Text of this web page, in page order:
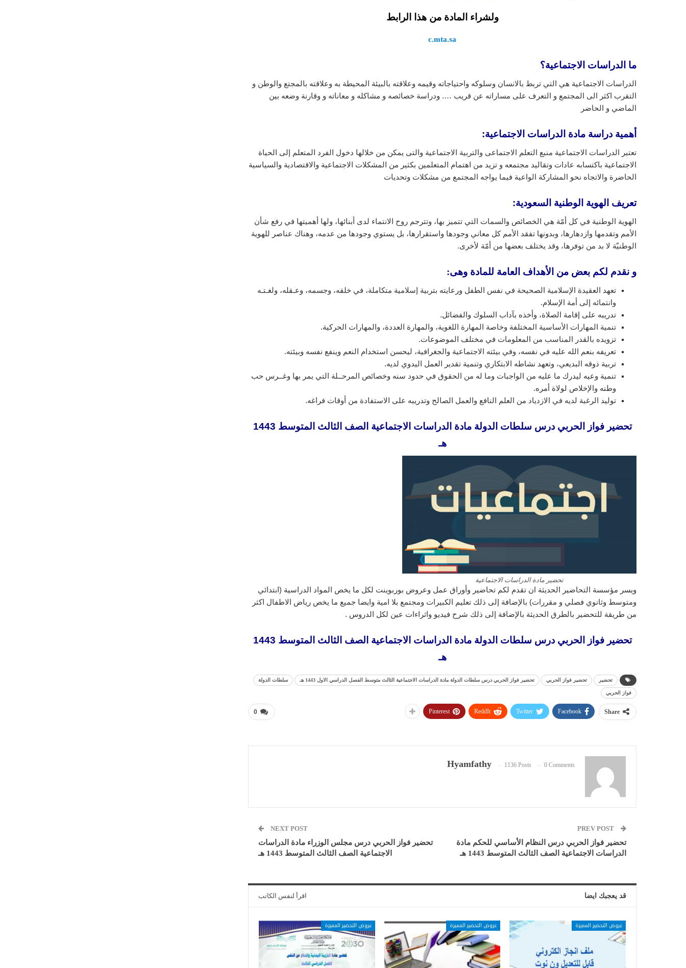
ولشراء المادة من هذا الرابط
c.mta.sa
ما الدراسات الاجتماعية؟
الدراسات الاجتماعية هي التي تربط بالانسان وسلوكه واحتياجاته وقيمه وعلاقته بالبيئة المحيطة به وعلاقته بالمجتع والوطن و
التقرب اكثر الى المجتمع و التعرف على مساراته عن قريب …. ودراسة خصائصه و مشاكله و معاناته و وقارنة وضعه بين
الماضي و الحاضر
أهمية دراسة مادة الدراسات الاجتماعية:
تعتبر الدراسات الاجتماعية منبع التعلم الاجتماعى والتربية الاجتماعية والتى يمكن من خلالها دخول الفرد المتعلم إلى الحياة
الاجتماعية باكتسابه عادات وتقاليد مجتمعه و تزيد من اهتمام المتعلمين بكثير من المشكلات الاجتماعية والاقتصادية والسياسية
الحاضرة والاتجاه نحو المشاركة الواعية فيما يواجه المجتمع من مشكلات وتحديات
تعريف الهوية الوطنية السعودية:
الهوية الوطنية في كل أمّة هي الخصائص والسمات التي تتميز بها، وتترجم روح الانتماء لدى أبنائها، ولها أهميتها في رفع شأن
الأمم وتقدمها وازدهارها، وبدونها تفقد الأمم كل معاني وجودها واستقرارها، بل يستوي وجودها من عدمه، وهناك عناصر للهوية
الوطنيّة لا بد من توفرها، وقد يختلف بعضها من أمّة لأخرى.
و نقدم لكم بعض من الأهداف العامة للمادة وهى:
تعهد العقيدة الإسلامية الصحيحة في نفس الطفل ورعايته بتربية إسلامية متكاملة، في خلقه، وجسمه، وعـقله، ولغـتـه
وانتمائه إلى أمة الإسلام.
تدريبه على إقامة الصلاة، وأخذه بآداب السلوك والفضائل.
تنمية المهارات الأساسية المختلفة وخاصة المهارة اللغوية، والمهارة العددة، والمهارات الحركية.
تزويده بالقدر المناسب من المعلومات في مختلف الموضوعات.
تعريفه بنعم الله عليه في نفسه، وفي بيئته الاجتماعية والجغرافية، ليحسن استخدام النعم وينفع نفسه وبيئته.
تربية ذوقه البديعي، وتعهد نشاطه الابتكاري وتنمية تقدير العمل اليدوي لديه.
تنمية وعيه ليدرك ما عليه من الواجبات وما له من الحقوق في حدود سنه وخصائص المرحــلة التي يمر بها وغــرس حب
وطنه والإخلاص لولاة أمره.
توليد الرغبة لديه في الازدياد من العلم النافع والعمل الصالح وتدريبه على الاستفادة من أوقات فراغه.
تحضير فواز الحربي درس سلطات الدولة مادة الدراسات الاجتماعية الصف الثالث المتوسط 1443
هـ
تحضير مادة الدراسات الاجتماعية
ويسر مؤسسة التحاضير الحديثة ان تقدم لكم تحاضير وأوراق عمل وعروض بوربوينت لكل ما يخص المواد الدراسية (ابتدائي
ومتوسط وثانوي فصلي و مقررات) بالإضافة إلى ذلك تعليم الكبيرات ومجتمع بلا امية وايضا جميع ما يخص رياض الاطفال اكثر
من طريقة للتحضير بالطرق الحديثة بالإضافة إلى ذلك شرح فيديو واثراءات عين لكل الدروس .
تحضير فواز الحربي درس سلطات الدولة مادة الدراسات الاجتماعية الصف الثالث المتوسط 1443
هـ
تحضير تحضير فواز الحربي تحضير فواز الحربي درس سلطات الدولة مادة الدراسات الاجتماعية الثالث متوسط الفصل الدراسي الاول 1443 هـ سلطات الدولة
فواز الحربي
0 Share
Facebook
Twitter
ReddIt
Pinterest
Hyamfathy 1136 Posts 0 Comments
تحضير فواز الحربي درس النظام الأساسي للحكم مادة
الدراسات الاجتماعية الصف الثالث المتوسط 1443 هـ
NEXT POST
تحضير فواز الحربي درس مجلس الوزراء مادة الدراسات
الاجتماعية الصف الثالث المتوسط 1443 هـ
قد يعجبك ايضا اقرأ لنفس الكاتب
عروض التحضير المميزة عروض التحضير المميزة عروض التحضير المميزة